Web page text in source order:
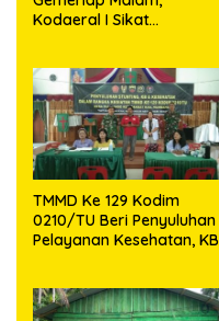
Kodaeral I Sikat
Tajam
TMMD Ke 129 Kodim
0210/TU Beri Penyuluhan
Pelayanan Kesehatan, KB